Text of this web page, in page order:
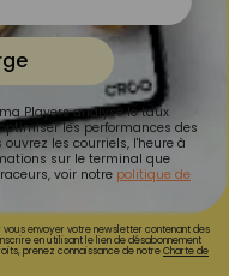
Players analyse le taux
les performances des
les courriels, l'heure à
sur le terminal que
voir notre politique de
envoyer votre newsletter contenant des
en utilisant le lien de désabonnement
prenez connaissance de notreCharte de